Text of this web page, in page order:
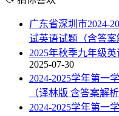
广东省深圳市2024-
试英语试题（含答案
2025年秋季九年级
2025-07-30
2024-2025学年第一
（译林版 含答案解析
2024-2025学年第一